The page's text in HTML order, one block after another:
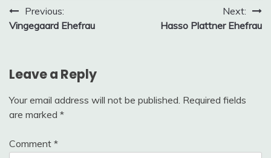
Post
navigation
Previous:
Vingegaard Ehefrau
Next:
Hasso Plattner Ehefrau
Leave a Reply
Your email address will not be published. Required fields
are marked *
Comment *